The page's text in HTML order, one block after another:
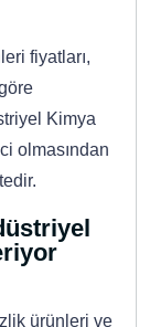
fiyatları,
Kimya
olmasından
ürünleri ve